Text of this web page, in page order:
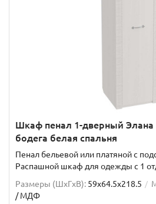
Шкаф пенал 1-дверный Элана
бодега белая спальня
Пенал бельевой или платяной с
Распашной шкаф для одежды с 1
Размеры (ШxГxВ): 59x64.5x218.5
/ МДФ